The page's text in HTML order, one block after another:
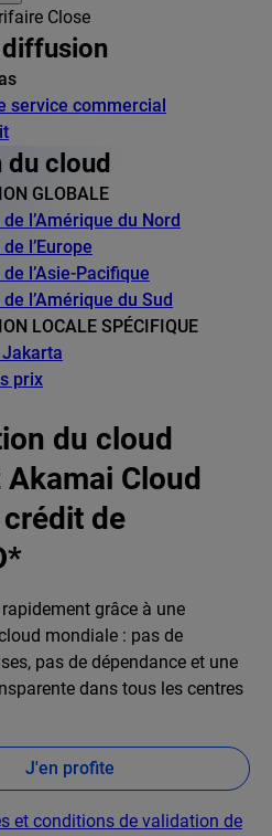
Close
service commercial
cloud
GLOBALE
l’Amérique du Nord
l’Europe
l’Asie-Pacifique
l’Amérique du Sud
LOCALE SPÉCIFIQUE
prix
du cloud
Akamai Cloud
de
grâce à une
mondiale : pas de
pas de dépendance et une
dans tous les centres
J'en profite
et conditions de validation de